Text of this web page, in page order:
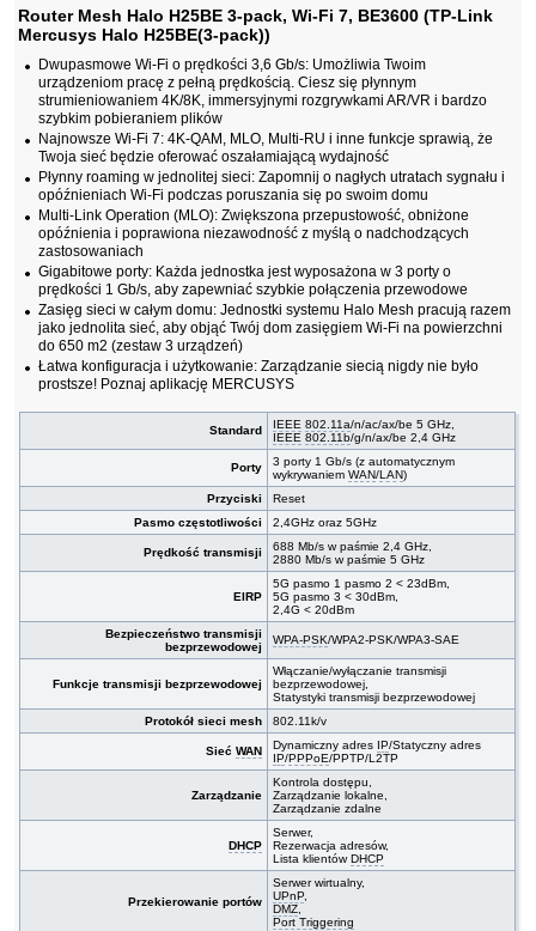
Router Mesh Halo H25BE 3-pack, Wi-Fi 7, BE3600 (TP-Link
Mercusys Halo H25BE(3-pack))
Dwupasmowe Wi-Fi o prędkości 3,6 Gb/s: Umożliwia Twoim
urządzeniom pracę z pełną prędkością. Ciesz się płynnym
strumieniowaniem 4K/8K, immersyjnymi rozgrywkami AR/VR i bardzo
szybkim pobieraniem plików
Najnowsze Wi-Fi 7: 4K-QAM, MLO, Multi-RU i inne funkcje sprawią, że
Twoja sieć będzie oferować oszałamiającą wydajność
Płynny roaming w jednolitej sieci: Zapomnij o nagłych utratach sygnału i
opóźnieniach Wi-Fi podczas poruszania się po swoim domu
Multi-Link Operation (MLO): Zwiększona przepustowość, obniżone
opóźnienia i poprawiona niezawodność z myślą o nadchodzących
zastosowaniach
Gigabitowe porty: Każda jednostka jest wyposażona w 3 porty o
prędkości 1 Gb/s, aby zapewniać szybkie połączenia przewodowe
Zasięg sieci w całym domu: Jednostki systemu Halo Mesh pracują razem
jako jednolita sieć, aby objąć Twój dom zasięgiem Wi-Fi na powierzchni
do 650 m2 (zestaw 3 urządzeń)
Łatwa konfiguracja i użytkowanie: Zarządzanie siecią nigdy nie było
prostsze! Poznaj aplikację MERCUSYS
Standard IEEE 802.11a/n/ac/ax/be 5 GHz,
IEEE 802.11b/g/n/ax/be 2,4 GHz
Porty
3 porty 1 Gb/s (z automatycznym
wykrywaniemWAN/LAN)
Przyciski
Reset
Pasmo częstotliwości
2,4GHz oraz 5GHz
Prędkość transmisji
688 Mb/s w paśmie 2,4 GHz,
2880 Mb/s w paśmie 5 GHz
EIRP
5G pasmo 1 pasmo 2 < 23dBm,
5G pasmo 3 < 30dBm,
2,4G < 20dBm
Bezpieczeństwo transmisji
bezprzewodowej
WPA-PSK/WPA2-PSK/WPA3-SAE
Funkcje transmisji bezprzewodowej
Włączanie/wyłączanie transmisji
bezprzewodowej,
Statystyki transmisji bezprzewodowej
Protokół sieci mesh
802.11k/v
SiećWAN Dynamiczny adres IP/Statyczny adres
IP/PPPoE/PPTP/L2TP
Zarządzanie
Kontrola dostępu,
Zarządzanie lokalne,
Zarządzanie zdalne
DHCP
Serwer,
Rezerwacja adresów,
Lista klientówDHCP
Przekierowanie portów
Serwer wirtualny,
UPnP,
DMZ,
Port Triggering